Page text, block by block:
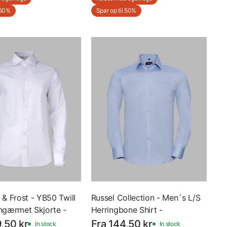
Spar op til 50%
& Frost - YB50 Twill
Skjorte -
Med Eget Logo
kr In stock
Russel Collection - Men´s L/S
Herringbone Shirt -
Langærmet Skjorte - Z962 -
Fra 144,50 kr In stock